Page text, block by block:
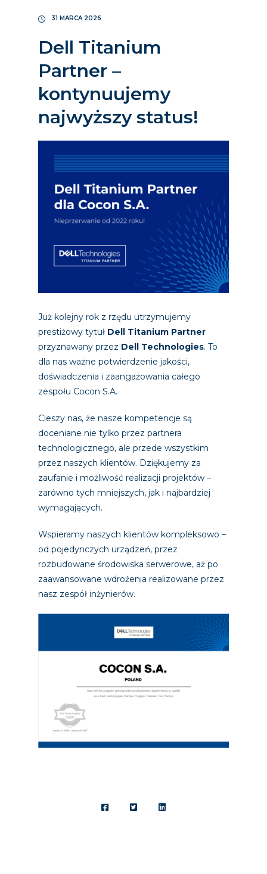
31 MARCA 2026
Dell Titanium
Partner –
kontynuujemy
najwyższy status!
Już kolejny rok z rzędu utrzymujemy
prestiżowy tytuł Dell Titanium Partner
przyznawany przez Dell Technologies. To
dla nas ważne potwierdzenie jakości,
doświadczenia i zaangażowania całego
zespołu Cocon S.A.
Cieszy nas, że nasze kompetencje są
doceniane nie tylko przez partnera
technologicznego, ale przede wszystkim
przez naszych klientów. Dziękujemy za
zaufanie i możliwość realizacji projektów –
zarówno tych mniejszych, jak i najbardziej
wymagających.
Wspieramy naszych klientów kompleksowo –
od pojedynczych urządzeń, przez
rozbudowane środowiska serwerowe, aż po
zaawansowane wdrożenia realizowane przez
nasz zespół inżynierów.